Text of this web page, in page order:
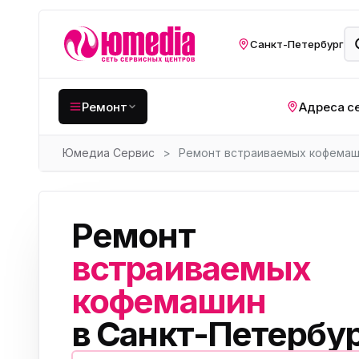
Санкт-Петербург
Ремонт
Крупная бытовая
Мелкая цифровая
Видеотехника
Компьютерная техника
Адреса
Юмедиа Сервис > Ремонт встраиваемых
Ремонт
встраиваемых
кофемашин
в Санкт-